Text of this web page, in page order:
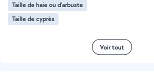
Taille de haie ou d'arbuste
Taille de cyprès
Voir tout